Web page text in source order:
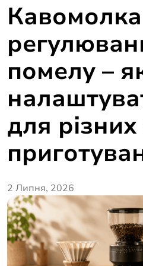
помелу –
для різних
2 Липня, 2026